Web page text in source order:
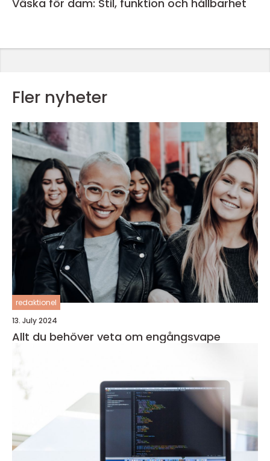
Väska för dam: Stil, funktion och hållbarhet
Fler nyheter
redaktionel
13. July 2024
Allt du behöver veta om engångsvape